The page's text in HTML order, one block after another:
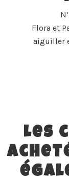
Flora et
aiguiller
Les